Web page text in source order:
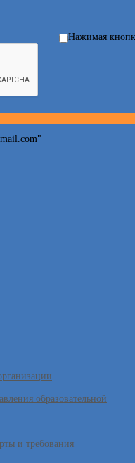
Нажимая
"
образовательной
и требования